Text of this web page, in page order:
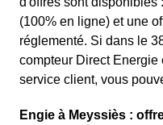
(100% en ligne) et une
réglementé. Si dans le
compteur Direct
service client, vous
Engie à Meyssiès :